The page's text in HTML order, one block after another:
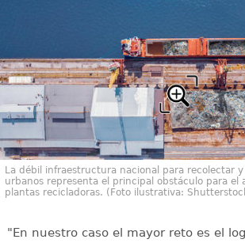
La débil infraestructura nacional para recolectar
urbanos representa el principal obstáculo para el
plantas recicladoras. (Foto ilustrativa:
"En nuestro caso el mayor reto es el